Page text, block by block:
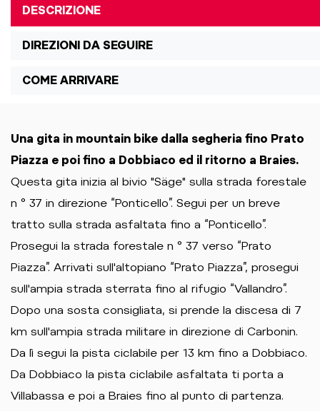
DESCRIZIONE
DIREZIONI DA SEGUIRE
COME ARRIVARE
Una gita in mountain bike dalla segheria fino Prato
Piazza e poi fino a Dobbiaco ed il ritorno a Braies.
Questa gita inizia al bivio "Säge" sulla strada forestale
n ° 37 in direzione “Ponticello”. Segui per un breve
tratto sulla strada asfaltata fino a “Ponticello”.
Prosegui la strada forestale n ° 37 verso “Prato
Piazza”. Arrivati ​​sull'altopiano “Prato Piazza”, prosegui
sull'ampia strada sterrata fino al rifugio “Vallandro”.
Dopo una sosta consigliata, si prende la discesa di 7
km sull'ampia strada militare in direzione di Carbonin.
Da lì segui la pista ciclabile per 13 km fino a Dobbiaco.
Da Dobbiaco la pista ciclabile asfaltata ti porta a
Villabassa e poi a Braies fino al punto di partenza.